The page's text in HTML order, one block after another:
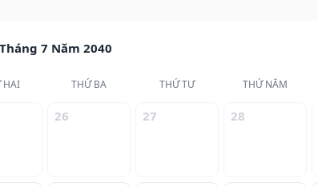
7 Năm 2040
HAI THỨ BA THỨ TƯ THỨ NĂM
26 27 28